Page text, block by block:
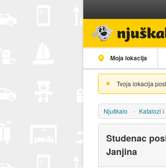
Moja lokacija
Tvoja lokacija
Njuškalo Katalozi i
Studenac
Janjina